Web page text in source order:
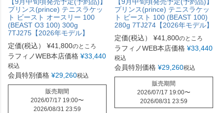
プリンス(prince) テニスラケッ
ト ビースト オースリー 100
(BEAST O3 100) 300g
7TJ275【2026年モデル】
定価(税込）
¥41,800のところ
ラフィノWEB本店価格 ¥33,440
税込
会員特別価格 ¥29,260税込
販売期間
2026/07/17 19:00〜
2026/08/31 23:59
プリンス(prince) テニスラケッ
ト ビースト 100 (BEAST 100)
280g 7TJ274【2026年モデル】
定価(税込）
¥41,800のところ
ラフィノWEB本店価格 ¥33,440
税込
会員特別価格 ¥29,260税込
販売期間
2026/07/17 19:00〜
2026/08/31 23:59